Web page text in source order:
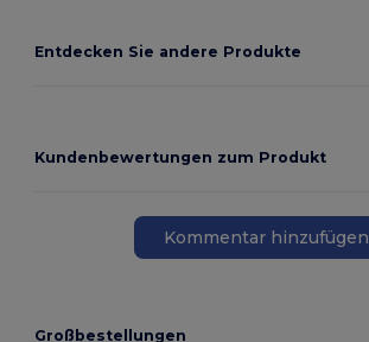
Entdecken Sie andere Produkte
Kundenbewertungen zum Produkt
Kommentar hinzufügen
Großbestellungen